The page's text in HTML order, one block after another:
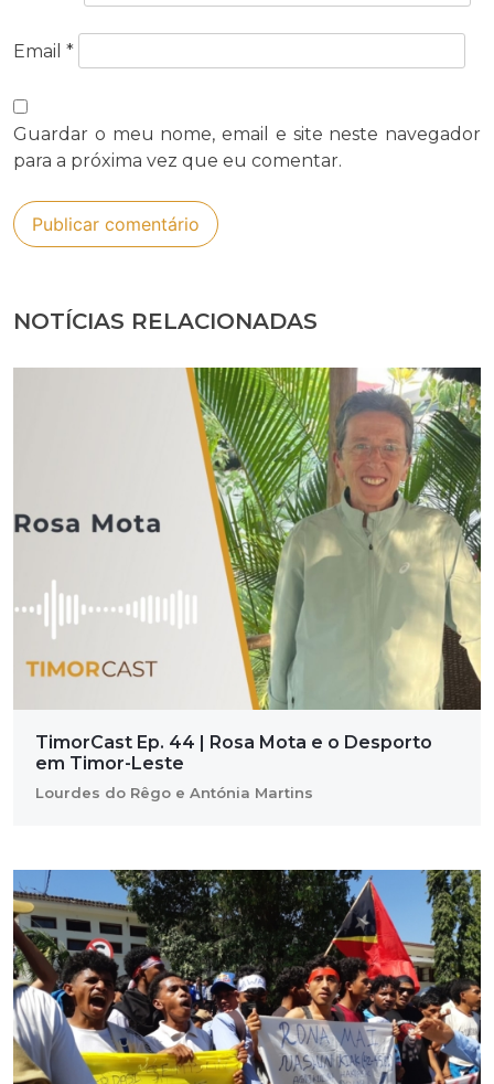
Email *
Guardar o meu nome, email e site neste navegador
para a próxima vez que eu comentar.
NOTÍCIAS RELACIONADAS
TimorCast Ep. 44 | Rosa Mota e o Desporto
em Timor-Leste
Lourdes do Rêgo e Antónia Martins